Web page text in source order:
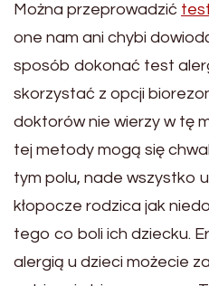
Można przeprowadzić
one nam ani chybi
sposób dokonać test
skorzystać z opcji
doktorów nie wierzy w tę
tej metody mogą się
tym polu, nade wszystko
kłopocze rodzica jak
tego co boli ich dziecku.
alergią u dzieci możecie